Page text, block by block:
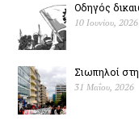
Οδηγός
10 Ιουνίου, 2026
Σιωπηλοί
31 Μαΐου, 2026